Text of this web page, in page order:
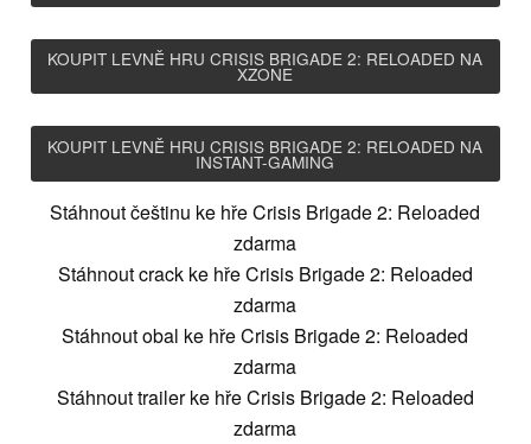
KOUPIT LEVNĚ HRU CRISIS BRIGADE 2: RELOADED NA
XZONE
KOUPIT LEVNĚ HRU CRISIS BRIGADE 2: RELOADED NA
INSTANT-GAMING
Stáhnout češtinu ke hře Crisis Brigade 2: Reloaded
zdarma
Stáhnout crack ke hře Crisis Brigade 2: Reloaded
zdarma
Stáhnout obal ke hře Crisis Brigade 2: Reloaded
zdarma
Stáhnout trailer ke hře Crisis Brigade 2: Reloaded
zdarma